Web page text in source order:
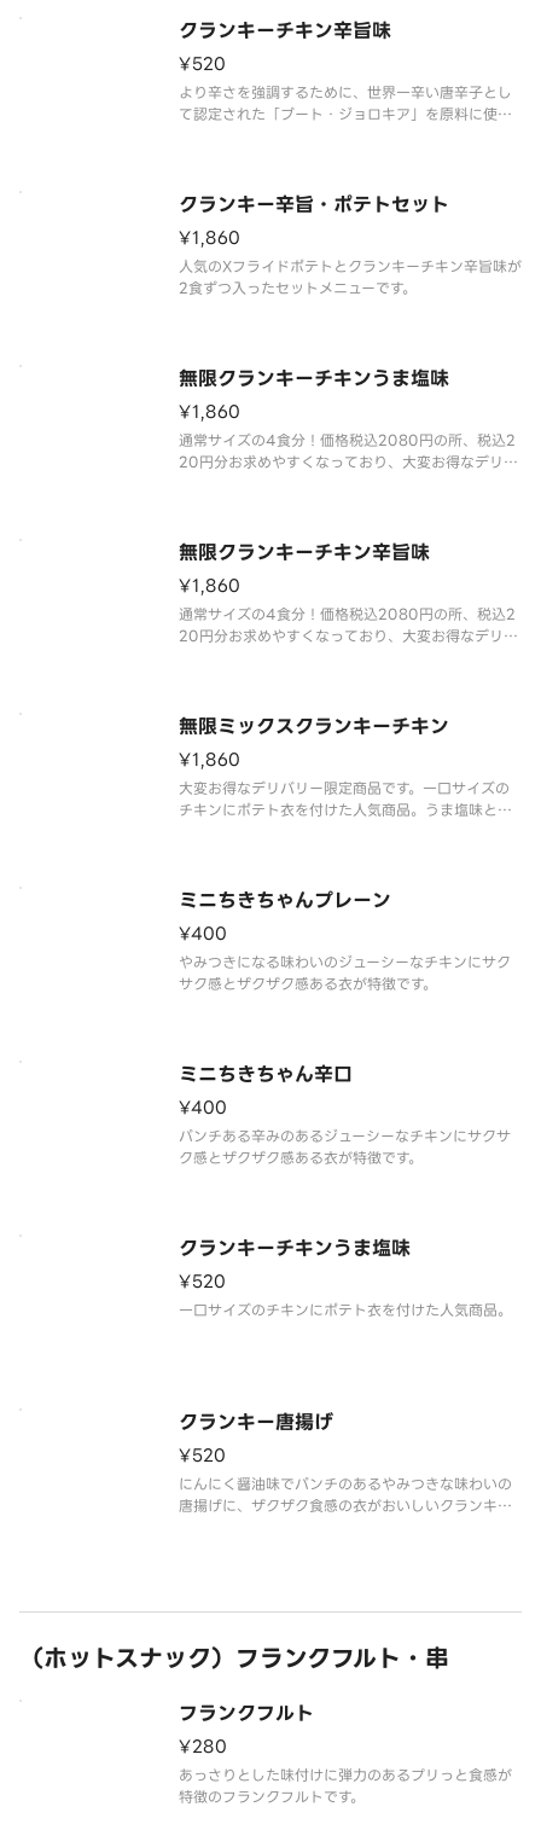
クランキーチキン辛旨味
¥520
より辛さを強調するために、世界一辛い唐辛子とし
て認定された「ブート・ジョロキア」を原料に使用
クランキー辛旨・ポテトセット
¥1,860
人気のXフライドポテトとクランキーチキン辛旨味が
2食ずつ入ったセットメニューです。
無限クランキーチキンうま塩味
¥1,860
通常サイズの4食分！価格税込2080円の所、税込2
20円分お求めやすくなっており、大変お得なデリバ
無限クランキーチキン辛旨味
¥1,860
通常サイズの4食分！価格税込2080円の所、税込2
20円分お求めやすくなっており、大変お得なデリバ
さが特長で、辛い物好きの方にも指示される味付け
無限ミックスクランキーチキン
¥1,860
大変お得なデリバリー限定商品です。一口サイズの
チキンにポテト衣を付けた人気商品。うま塩味と辛
ミニちきちゃんプレーン
¥400
やみつきになる味わいのジューシーなチキンにサク
サク感とザクザク感ある衣が特徴です。
ミニちきちゃん辛口
¥400
パンチある辛みのあるジューシーなチキンにサクサ
ク感とザクザク感ある衣が特徴です。
クランキーチキンうま塩味
¥520
一口サイズのチキンにポテト衣を付けた人気商品。
クランキー唐揚げ
¥520
にんにく醤油味でパンチのあるやみつきな味わいの
唐揚げに、ザクザク食感の衣がおいしいクランキー
（ホットスナック）フランクフルト・串
フランクフルト
¥280
あっさりとした味付けに弾力のあるプリっと食感が
特徴のフランクフルトです。